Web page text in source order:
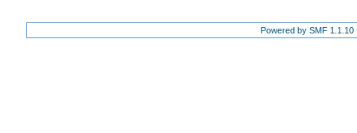
Powered by SMF 1.1.10